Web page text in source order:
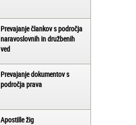
Prevajanje člankov s področja
naravoslovnih in družbenih
ved
Prevajanje dokumentov s
področja prava
Apostille žig